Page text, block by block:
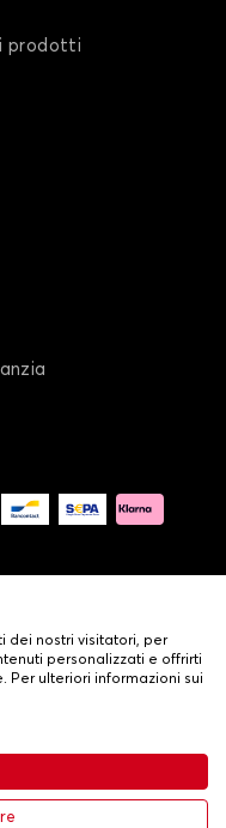
Aggiungi al carrello
prodotti
Livraison
dei nostri visitatori, per
personalizzati e offrirti
Per ulteriori informazioni sui